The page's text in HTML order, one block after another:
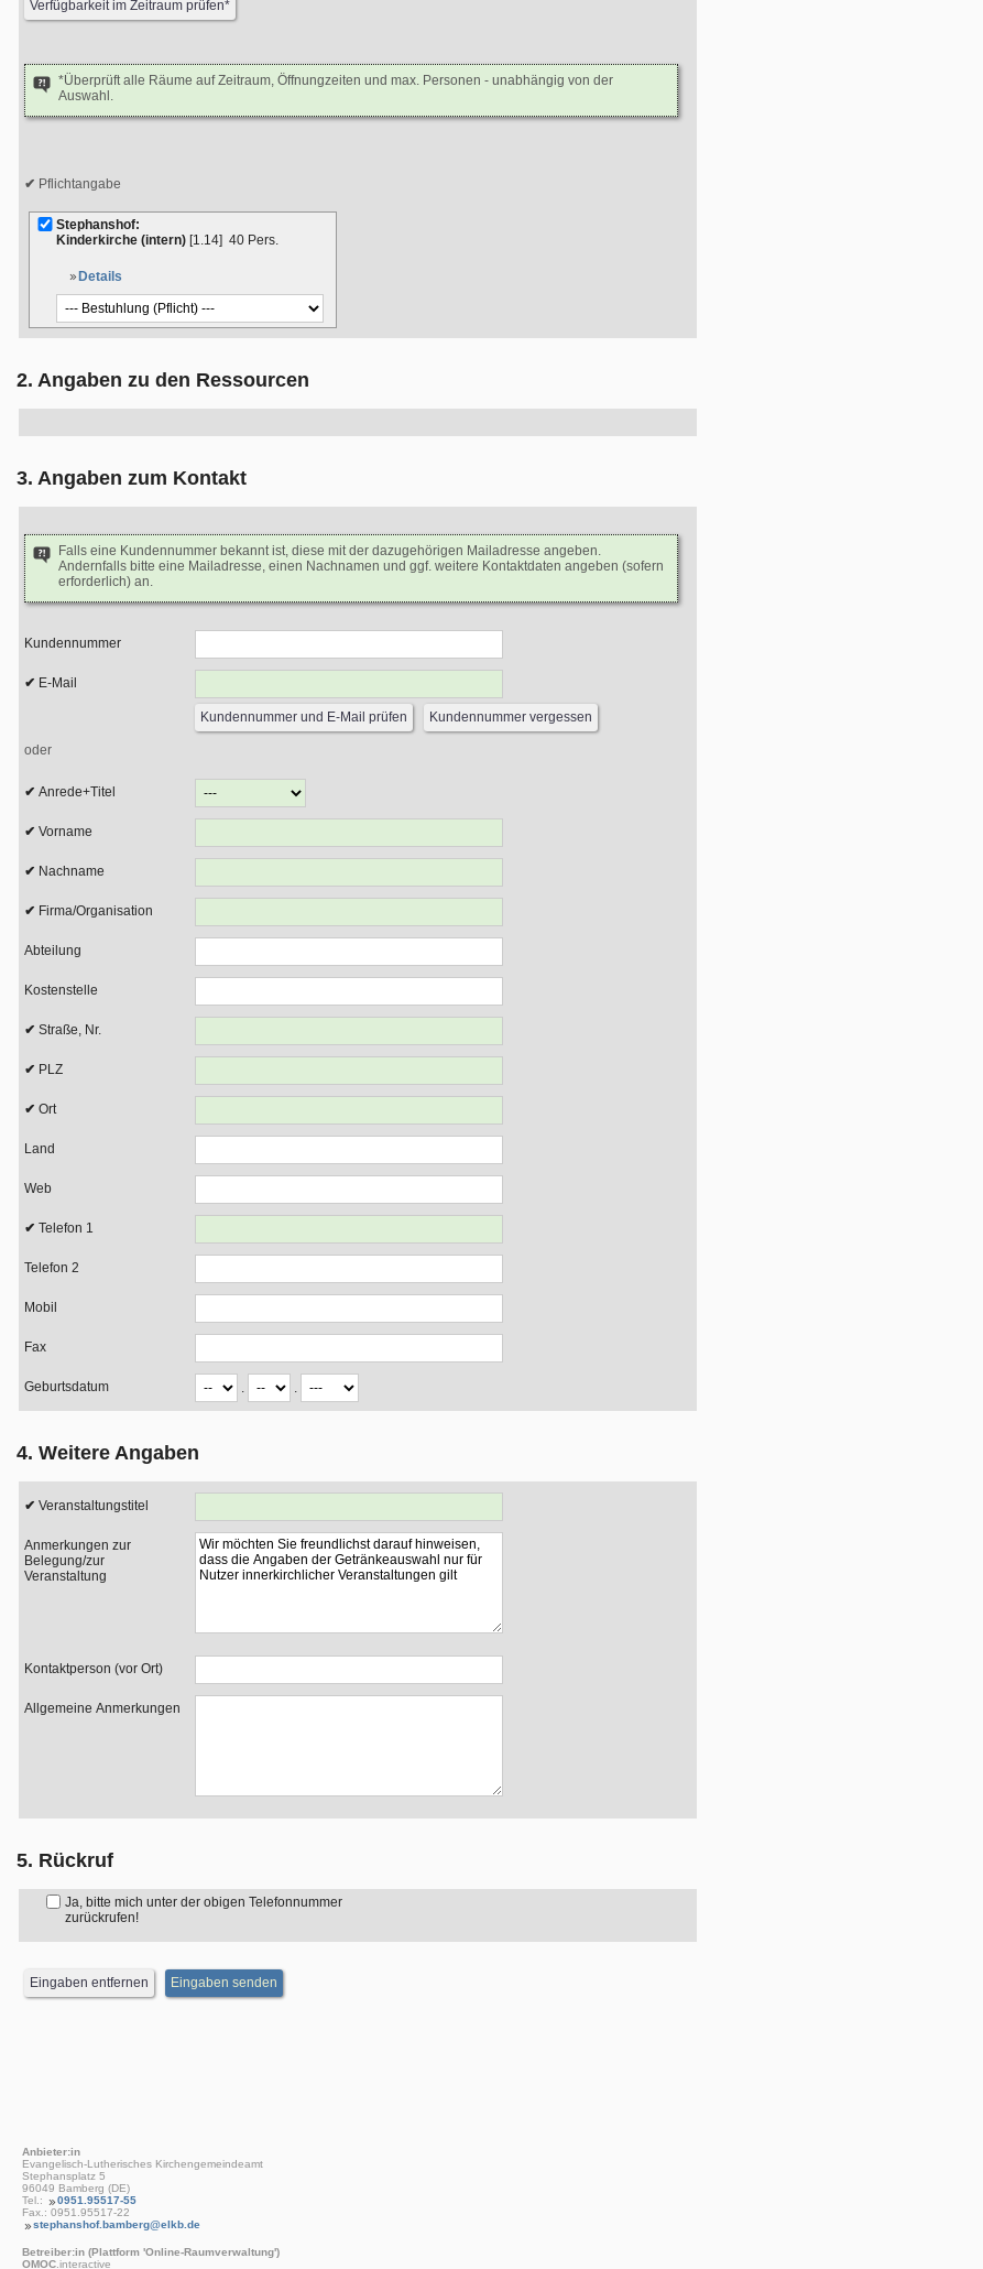
*Überprüft alle Räume auf Zeitraum, Öffnungzeiten und max. Personen - unabhängig von der
Auswahl.
Pflichtangabe
Stephanshof:
Kinderkirche (intern) [1.14] 40 Pers.
Details
2. Angaben zu den Ressourcen
3. Angaben zum Kontakt
Falls eine Kundennummer bekannt ist, diese mit der dazugehörigen Mailadresse angeben.
Andernfalls bitte eine Mailadresse, einen Nachnamen und ggf. weitere Kontaktdaten angeben (sofern
erforderlich) an.
Kundennummer
E-Mail
oder
Anrede+Titel
Vorname
Nachname
Firma/Organisation
Abteilung
Kostenstelle
Straße, Nr.
PLZ
Ort
Land
Web
Telefon 1
Telefon 2
Mobil
Fax
Geburtsdatum . .
4. Weitere Angaben
Veranstaltungstitel
Anmerkungen zur
Belegung/zur
Veranstaltung
Kontaktperson (vor Ort)
Allgemeine Anmerkungen
5. Rückruf
Ja, bitte mich unter der obigen Telefonnummer
zurückrufen!
Anbieter:in
Evangelisch-Lutherisches Kirchengemeindeamt
Stephansplatz 5
96049 Bamberg (DE)
Tel.:
0951.95517-55
Fax.: 0951.95517-22
stephanshof.bamberg@elkb.de
Betreiber:in (Plattform 'Online-Raumverwaltung')
OMOC .interactive